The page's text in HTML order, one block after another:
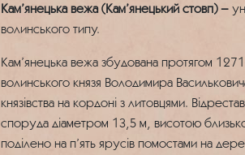
Кам’янецька вежа (Кам’янецький стовп) –
волинського типу.
Кам’янецька вежа збудована протягом
волинського князя Володимира
князівства на кордоні з литовцями.
споруда діаметром 13,5 м, висотою
поділено на п’ять ярусів помостами на